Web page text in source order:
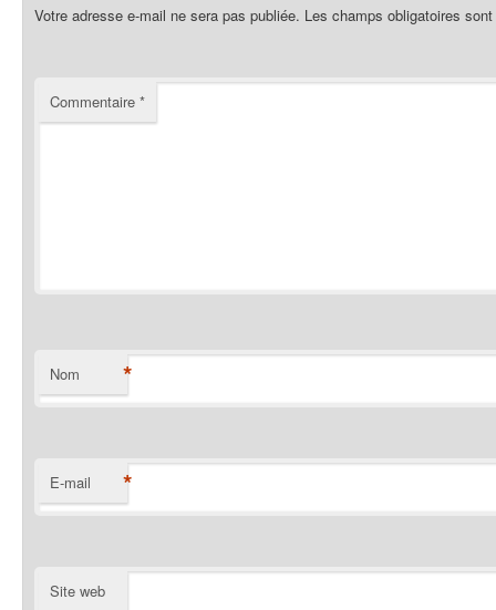
Votre adresse e-mail ne sera pas publiée. Les champs obligatoires
Commentaire *
Nom *
E-mail *
Site web